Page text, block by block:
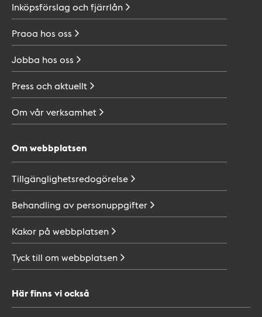
Inköpsförslag ochfjärrlån
Praoa hos oss
Jobba hos oss
Press ochaktuellt
Om vårverksamhet
Om webbplatsen
Tillgänglighetsredogörelse
Behandling av personuppgifter
Kakor på webbplatsen
Tyck till om webbplatsen
Här finns vi också